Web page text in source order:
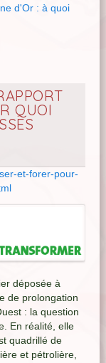
d'Or : à quoi
QUOI
et-forer-pour-
déposée à
de prolongation
: la question
En réalité, elle
quadrillé de
et pétrolière,